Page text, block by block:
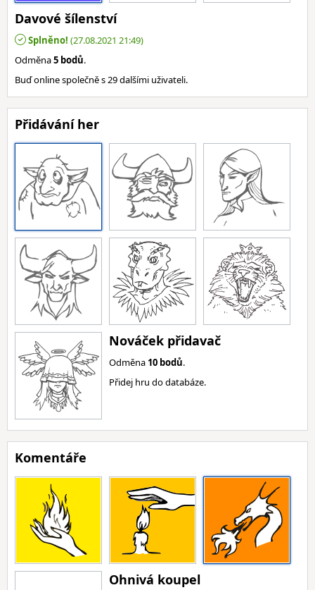
Davové šílenství
Splněno! (27.08.2021 21:49)
Odměna5 bodů.
Buď online společně s 29 dalšími uživateli.
Přidávání her
Nováček přidavač
Odměna 10 bodů.
Přidej hru do databáze.
Komentáře
Ohnivá koupel